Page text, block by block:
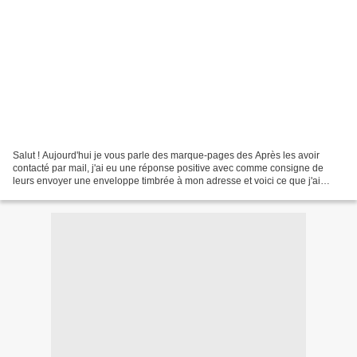
Salut ! Aujourd'hui je vous parle des marque-pages des Après les avoir
contacté par mail, j'ai eu une réponse positive avec comme consigne de
leurs envoyer une enveloppe timbrée à mon adresse et voici ce que j'ai